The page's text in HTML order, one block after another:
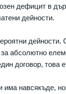
дефицит в
дейности.
абсолютно
договор, това
навсякъде,
хълм в
карта
до водните бази
Родата на